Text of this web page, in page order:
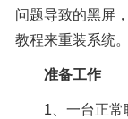
问题导致的黑屏
教程来重装系统。
准备工作
1、一台正常联